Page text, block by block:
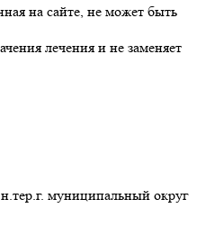
на сайте, не может быть
лечения и не заменяет
муниципальный округ